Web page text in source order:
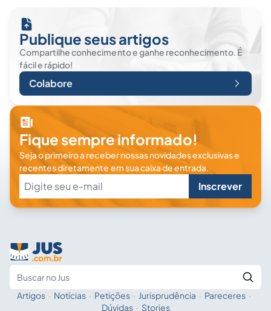
Publique seus artigos
Compartilhe conhecimento e ganhe reconhecimento. É
fácil e rápido!
Colabore
Fique sempre informado!
Seja o primeiro a receber nossas novidades exclusivas e
recentes diretamente em sua caixa de entrada.
Inscrever
Fale com a IA
Artigos · Notícias · Petições · Jurisprudência · Pareceres ·
Dúvidas · Stories